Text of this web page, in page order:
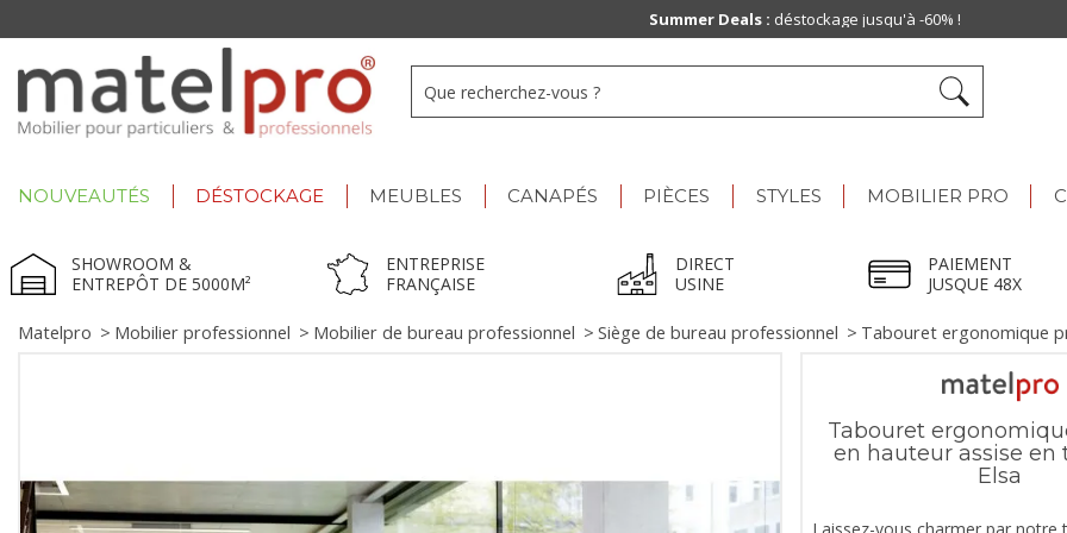
NOUVEAUTÉS DÉSTOCKAGE MEUBLES CANAPÉS PIÈCES STYLES MOBILIER PRO
SHOWROOM &
ENTREPÔT DE 5000M²
ENTREPRISE
FRANÇAISE
DIRECT
USINE
PAIEMENT
JUSQUE 48X
Matelpro > Mobilier professionnel > Mobilier de bureau professionnel > Siège de bureau professionnel > Tabouret ergonomique
Tabouret
en hauteur assise en
Elsa
Laissez-vous charmer par notre
Summer Deals : déstockage jusqu'à -60% !